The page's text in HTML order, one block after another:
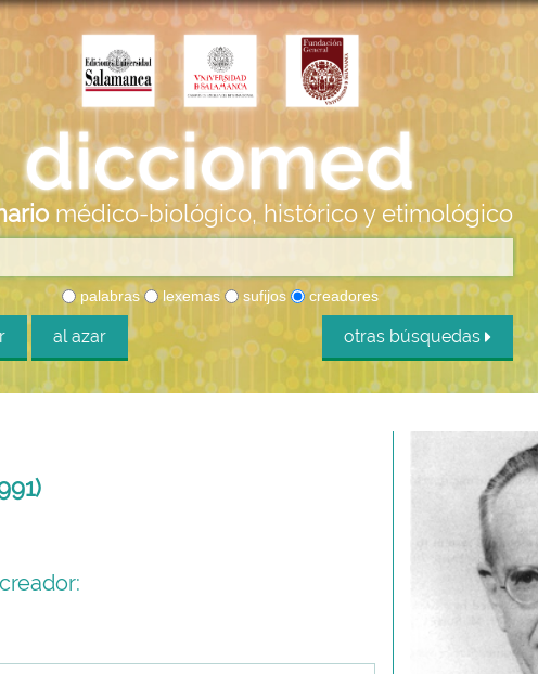
médico-biológico, histórico y etimológico
palabras lexemas sufijos creadores
al azar otras búsquedas